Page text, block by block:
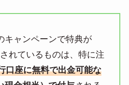
キャンペーンで特典が
れているものは、特に注
口座に無料で出金可能な